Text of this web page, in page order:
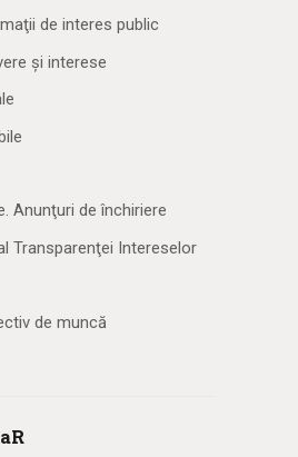
de interes public
și interese
Anunţuri de închiriere
Transparenţei Intereselor
de muncă